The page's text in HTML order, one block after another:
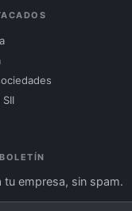
tu empresa, sin spam.